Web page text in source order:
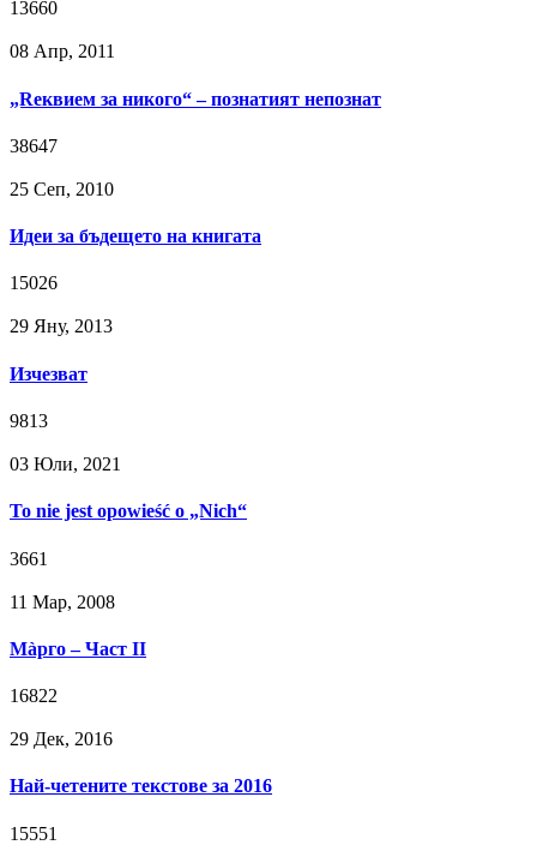
13660
08 Апр, 2011
„Reквием за никого“ – познатият непознат
38647
25 Сeп, 2010
Идеи за бъдещето на книгата
15026
29 Яну, 2013
Изчезват
9813
03 Юли, 2021
To nie jest opowieść o „Nich“
3661
11 Мар, 2008
Мàрго – Част II
16822
29 Дек, 2016
Най-четените текстове за 2016
15551